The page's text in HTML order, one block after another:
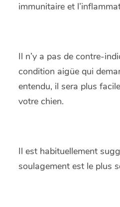
immunitaire et
Il n’y a pas de contre-
condition aigüe qui
entendu, il sera plus
votre chien.
Il est habituellement
soulagement est le plus